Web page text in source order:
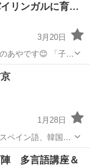
リンガルに育…
3月20日
です😊 「子ど
ことはありません
1月28日
ペイン語、韓国
で、聞いて、うた
ァミリークラブ
陣 多言語講座＆